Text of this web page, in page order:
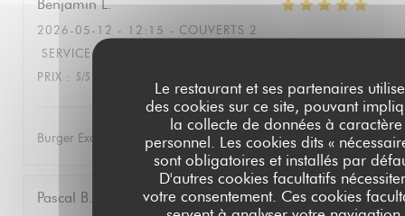
Le restaurant et ses partenaires
des cookies sur ce site, pouvant
la collecte de données à caractère
personnel. Les cookies dits «
sont obligatoires et installés par
D'autres cookies facultatifs
votre consentement. Ces cookies
Benjamin L
2026-05-12 - 12:15 - COUVERTS 2
SERVICE:
PRIX : 5/5
Burger Excellent, service efficace
Pascal B